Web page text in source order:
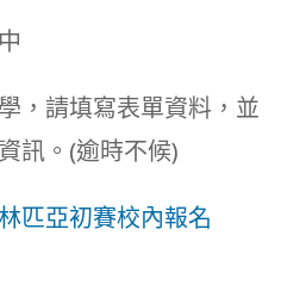
，請填寫表單資料，並
訊。(逾時不候)
匹亞初賽校內報名